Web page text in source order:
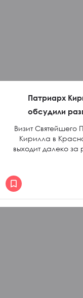
Патриарх
обсудили
Визит Святейшего
Кирилла в
выходит далеко за